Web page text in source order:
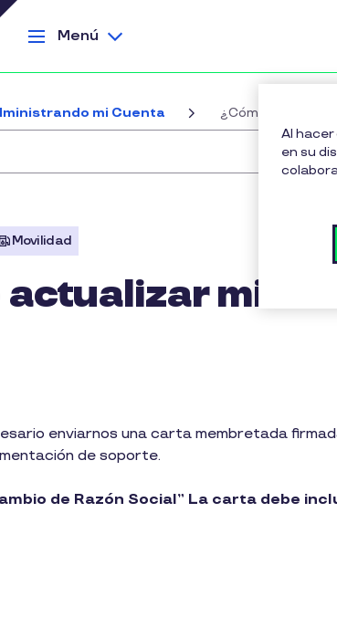
Menú
mi Cuenta ¿Cómo puedo
Movilidad
mi
enviarnos una carta membretada
de soporte.
de Razón Social” La carta debe
Al
en su